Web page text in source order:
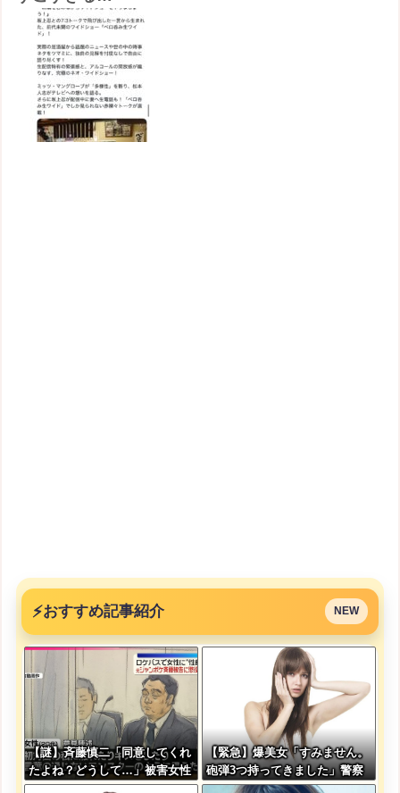
⚡おすすめ記事紹介 NEW
【謎】斉藤慎二「同意してくれ
たよね？どうして…」被害女性
「彼は言葉が通じないモンスタ
【緊急】爆美女「すみません。
砲弾3つ持ってきました」警察
「！？」自衛隊「！？」→結果